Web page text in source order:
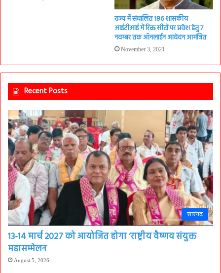
राज्य में संचालित 186 शासकीय
आईटीआई में रिक्त सीटों पर प्रवेश हेतु 7
नवम्बर तक ऑनलाईन आवेदन आमंत्रित
November 3, 2021
Recent Posts
सारंगढ़
13-14 मार्च 2027 को आयोजित होगा ‘राष्ट्रीय वैष्णव संयुक्त
महासम्मेलन
August 5, 2026